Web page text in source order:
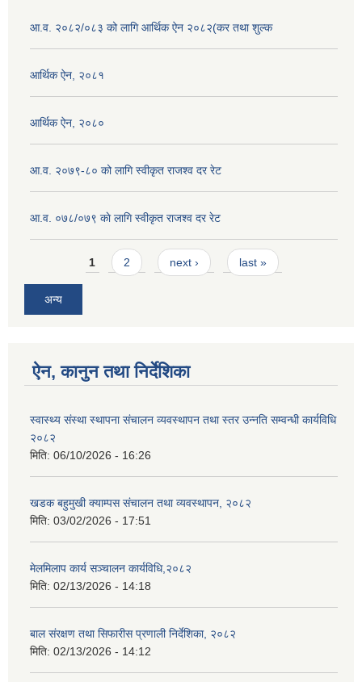
आ.व. २०८२/०८३ को लागि आर्थिक ऐन २०८२(कर तथा शुल्क
आर्थिक ऐन, २०८१
आर्थिक ऐन, २०८०
आ.व. २०७९-८० को लागि स्वीकृत राजश्व दर रेट
आ.व. ०७८/०७९ काे लागि स्वीकृत राजश्व दर रेट
Pages1 2 next › last »
अन्य
ऐन, कानुन तथा निर्देशिका
स्वास्थ्य संस्था स्थापना संचालन व्यवस्थापन तथा स्तर उन्नति सम्वन्धी कार्यविधि
२०८२
मिति: 06/10/2026 - 16:26
खडक बहुमुखी क्याम्पस संचालन तथा व्यवस्थापन, २०८२
मिति: 03/02/2026 - 17:51
मेलमिलाप कार्य सञ्चालन कार्यविधि,२०८२
मिति: 02/13/2026 - 14:18
बाल संरक्षण तथा सिफारीस प्रणाली निर्देशिका, २०८२
मिति: 02/13/2026 - 14:12